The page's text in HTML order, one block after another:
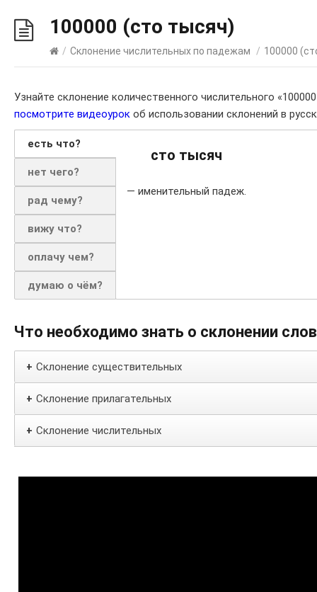
100000 (сто тысяч)
/ Склонение числительных по падежам / 100000
Узнайте склонение количественного числительного
посмотрите видеоурок об использовании склонений в
есть что?
нет чего?
рад чему?
вижу что?
оплачу чем?
думаю о чём?
сто тысяч
— именительный падеж.
Что необходимо знать о склонении
+ Склонение существительных
+ Склонение прилагательных
+ Склонение числительных